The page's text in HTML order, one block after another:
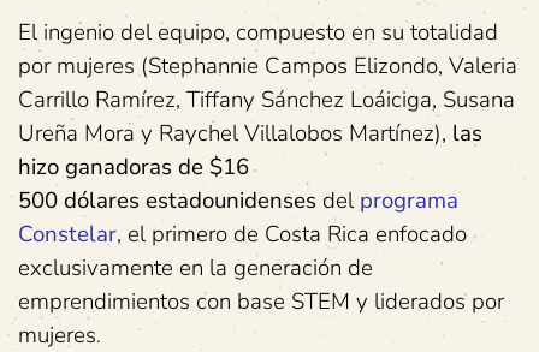
El ingenio del equipo, compuesto en su totalidad
por mujeres (Stephannie Campos Elizondo, Valeria
Carrillo Ramírez, Tiffany Sánchez Loáiciga, Susana
Ureña Mora y Raychel Villalobos Martínez), las
hizo ganadoras de $16
500dólares estadounidenses delprograma
Constelar, el primero de Costa Rica enfocado
exclusivamente en la generación de
emprendimientos con base STEM y liderados por
mujeres.